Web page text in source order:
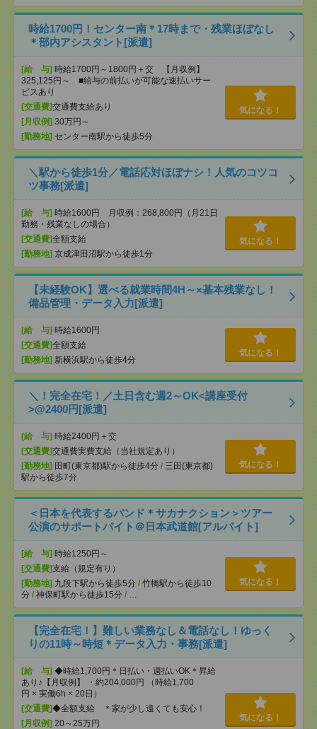
時給1700円！センター南＊17時まで・残業ほぼなし
＊部内アシスタント[派遣]
[給 与] 時給1700円～1800円＋交 【月収例】
325,125円～ ■給与の前払いが可能な速払いサー
ビスあり
[交通費]交通費支給あり
[月収例] 30万円～
[勤務地] センター南駅から徒歩5分
気になる！
＼駅から徒歩1分／電話応対ほぼナシ！人気のコツコ
ツ事務[派遣]
[給 与] 時給1600円 月収例：268,800円（月21日
勤務・残業なしの場合）
[交通費]全額支給
[勤務地] 京成津田沼駅から徒歩1分
気になる！
【未経験OK】選べる就業時間4H～×基本残業なし！
備品管理・データ入力[派遣]
[給 与] 時給1600円
[交通費]全額支給
[勤務地] 新横浜駅から徒歩4分
気になる！
＼！完全在宅！／土日含む週2～OK<講座受付
>@2400円[派遣]
[給 与] 時給2400円＋交
[交通費]交通費実費支給（当社規定あり）
[勤務地] 田町(東京都)駅から徒歩4分 / 三田(東京都)
駅から徒歩7分
気になる！
＜日本を代表するバンド＊サカナクション＞ツアー
公演のサポートバイト＠日本武道館[アルバイト]
[給 与] 時給1250円～
[交通費]支給（規定有り）
[勤務地] 九段下駅から徒歩5分 / 竹橋駅から徒歩10
分 / 神保町駅から徒歩15分 / …
気になる！
【完全在宅！】難しい業務なし＆電話なし！ゆっく
りの11時～時短＊データ入力・事務[派遣]
[給 与] ◆時給1,700円＊日払い・週払いOK＊昇給
あり♪【月収例】 ・約204,000円 （時給1,700
円 × 実働6h × 20日）
[交通費]◆全額支給 ＊家が少し遠くても安心！
[月収例] 20～25万円
気になる！